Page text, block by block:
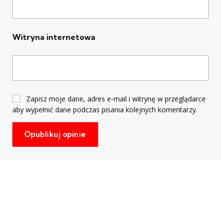
Witryna internetowa
Zapisz moje dane, adres e-mail i witrynę w przeglądarce
aby wypełnić dane podczas pisania kolejnych komentarzy.